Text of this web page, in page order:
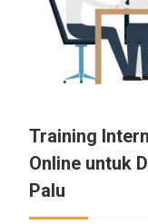
Training
Online untuk
Palu